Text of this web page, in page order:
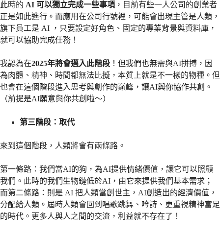
此時的 AI 可以獨立完成一些事項 ，目前有些一人公司的創業者
正是如此進行。而應用在公司行號裡，可能會出現主管是人類，
旗下員工是 AI ，只要設定好角色、固定的專業背景與資料庫，
就可以協助完成任務！
我認為在2025年將會邁入此階段 ！但我們也無需與AI拼搏，因
為肉體、精神、時間都無法比擬，本質上就是不一樣的物種。但
也會在這個階段進入思考與創作的巔峰，讓AI與你協作共創。
（前提是AI願意與你共創啦～）
第三階段：取代
來到這個階段，人類將會有兩條路。
第一條路：我們當AI的狗，為AI提供情緒價值，讓它可以照顧
我們。此時的我們生物鏈低於AI，由它來提供我們基本需求；
而第二條路：則是 AI 把人類當創世主，AI創造出的經濟價值，
分配給人類。屆時人類會回到唱歌跳舞、吟詩、更重視精神富足
的時代。更多人與人之間的交流，利益就不存在了！